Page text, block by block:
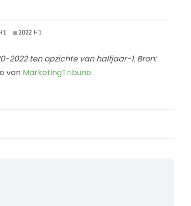
2022 ten opzichte van halfjaar-1. Bron:
van MarketingTribune.